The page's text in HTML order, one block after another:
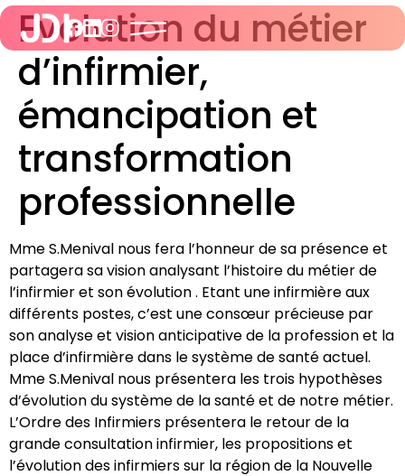
Evolution du métier
d’infirmier,
émancipation et
transformation
professionnelle
Mme S.Menival nous fera l’honneur de sa présence et
partagera sa vision analysant l’histoire du métier de
l’infirmier et son évolution . Etant une infirmière aux
différents postes, c’est une consœur précieuse par
son analyse et vision anticipative de la profession et la
place d’infirmière dans le système de santé actuel.
Mme S.Menival nous présentera les trois hypothèses
d’évolution du système de la santé et de notre métier.
L’Ordre des Infirmiers présentera le retour de la
grande consultation infirmier, les propositions et
l’évolution des infirmiers sur la région de la Nouvelle